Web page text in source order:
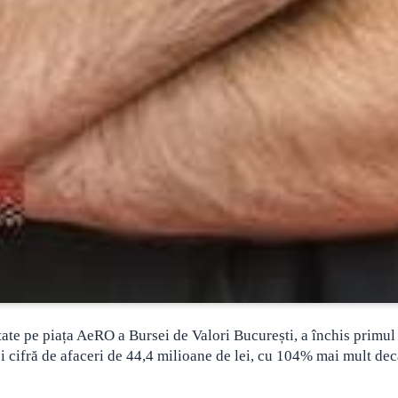
pe piața AeRO a Bursei de Valori București, a închis primul
de afaceri de 44,4 milioane de lei, cu 104% mai mult